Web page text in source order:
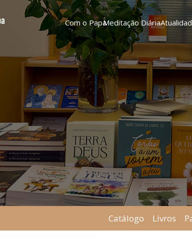
Com o PapaMeditação Diária
Catálogo Livros